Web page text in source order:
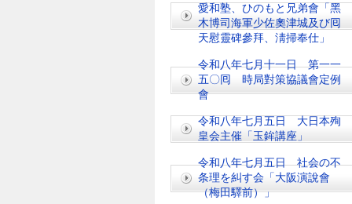
愛和塾、ひのもと兄弟會「黑
木博司海軍少佐奧津城及び囘
天慰靈碑參拜、淸掃奉仕」
令和八年七月十一日 第一一
五〇囘 時局對策協議會定例
會
令和八年七月五日 大日本殉
皇会主催「玉鉾講座」
令和八年七月五日 社会の不
条理を糾す会「大阪演說會
（梅田驛前）」